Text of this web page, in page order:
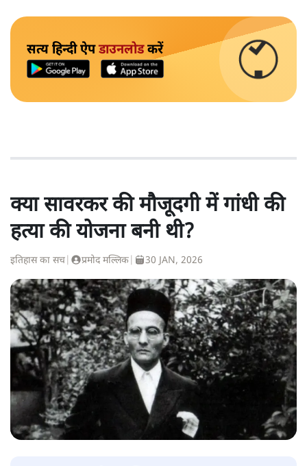
सत्य हिन्दी ऐपडाउनलोडकरें
क्या सावरकर की मौजूदगी में गांधी की
हत्या की योजना बनी थी?
इतिहास का सच प्रमोद मल्लिक 30 JAN, 2026